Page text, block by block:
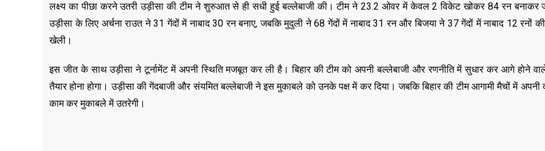
लक्ष्य का पीछा करने उतरी उड़ीसा की टीम ने शुरुआत से ही सधी हुई बल्लेबाजी की। टीम ने 23.2 ओवर में केवल 2 विकेट खोकर 84 रन बनाकर
उड़ीसा के लिए अर्चना राउत ने 31 गेंदों में नाबाद 30 रन बनाए, जबकि मुदुली ने 68 गेंदों में नाबाद 31 रन और बिजया ने 37 गेंदों में नाबाद 12 रनों की
खेली।
इस जीत के साथ उड़ीसा ने टूर्नामेंट में अपनी स्थिति मजबूत कर ली है। बिहार की टीम को अपनी बल्लेबाजी और रणनीति में सुधार कर आगे होने
तैयार होना होगा। उड़ीसा की गेंदबाजी और संयमित बल्लेबाजी ने इस मुकाबले को उनके पक्ष में कर दिया। जबकि बिहार की टीम आगामी मैचों में अपनी
काम कर मुकाबले में उतरेगी।